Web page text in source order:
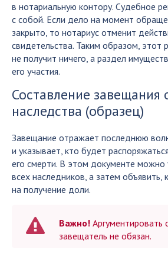
в нотариальную контору. Судебное
с собой. Если дело на момент
закрыто, то нотариус отменит
свидетельства. Таким образом, этот
не получит ничего, а раздел
его участия.
Составление завещания
наследства (образец)
Завещание отражает последнюю
и указывает, кто будет
его смерти. В этом документе можно
всех наследников, а затем объявить,
на получение доли.
Важно! Аргументировать
завещатель не обязан.